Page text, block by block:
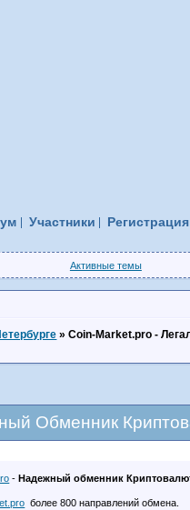
Участники Регистрация
Активные темы
»Coin-Market.pro -
Обменник
-Надежный обменник
более 800 направлений обмена.